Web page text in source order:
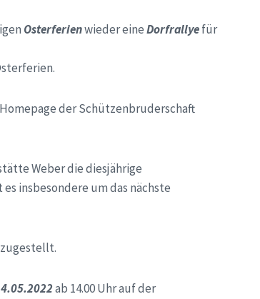
Osterferienwieder eineDorfrallyefür
der Schützenbruderschaft
Weber die diesjährige
insbesondere um das nächste
ab 14.00 Uhr auf der